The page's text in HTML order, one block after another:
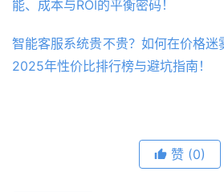
能、成本与ROI的平衡密码！
智能客服系统贵不贵？如何在价格迷
2025年性价比排行榜与避坑指南！
赞 (0)